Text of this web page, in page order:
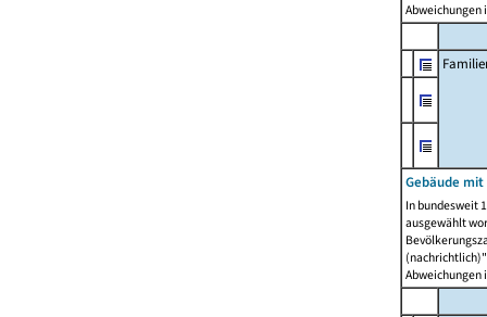
Abweichungen
Gebäude
In bundesweit
ausgewählt
Abweichungen